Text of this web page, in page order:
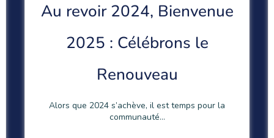
La communauté ICMD unie
pour Movember : un
événement solidaire
Movember est bien plus qu’une simple tendance. Ce
mouvement mondial,...